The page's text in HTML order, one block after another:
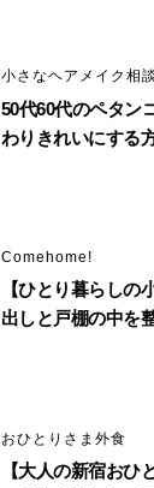
小さなヘアメイク相
50代60代のペタン
わりきれいにする
Comehome!
【ひとり暮らしの
出しと戸棚の中を
おひとりさま外食
【大人の新宿おひ